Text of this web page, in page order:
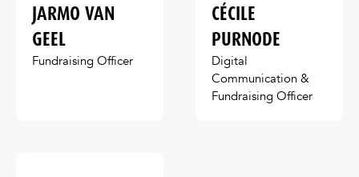
JARMO VAN
GEEL
Fundraising Officer
CÉCILE
PURNODE
Digital
Communication &
Fundraising Officer